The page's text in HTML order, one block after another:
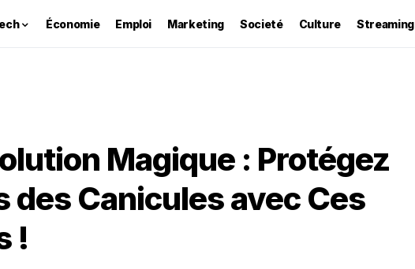
Économie Emploi Marketing Societé Culture Streaming
Magique : Protégez
des Canicules avec Ces
!